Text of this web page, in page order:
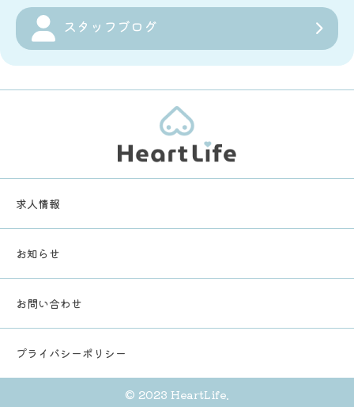
スタッフブログ
求人情報
お知らせ
お問い合わせ
プライバシーポリシー
© 2023 HeartLife.